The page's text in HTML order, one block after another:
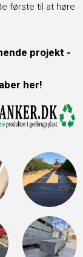
første til at høre
projekt -
her!